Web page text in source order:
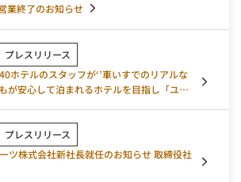
業終了のお知らせ
プレスリリース
ホテルのスタッフが‘’車いすでのリアルな
が安心して泊まれるホテルを目指し「ユニ
プレスリリース
ツ株式会社新社長就任のお知らせ 取締役社